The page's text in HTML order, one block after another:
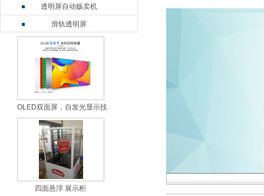
透明屏自动贩卖机
滑轨透明屏
OLED双面屏
LCD双面屏
电容触摸一体机
透明屏鱼缸
OLED弧形屏
透明屏触摸桌
透明拼接屏2*n
透明拼接屏3*n
透明拼接屏竖拼
OLED双面屏，自发光显示技
四面悬浮 展示柜